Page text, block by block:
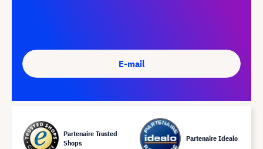
E-mail
Partenaire Trusted
Shops
Partenaire Idealo